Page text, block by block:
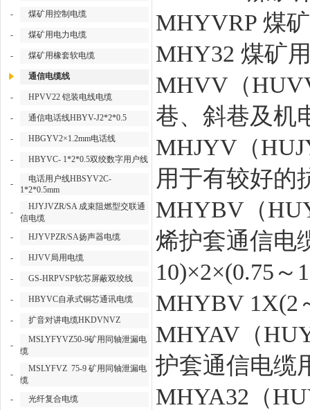
- 煤矿用控制电缆
- 煤矿用电力电缆
- 煤矿用橡套软电缆
通信电缆线
- HPVV22 铠装电线电缆
- 通信电话线HBYV-J2*2*0.5
- HBGYV2×1.2mm电话线
- HBYVC- 1*2*0.5双绞数字用户线
-
电话用户线HBSYV2C-
1*2*0.5mm
-
HJYJVZR/SA 成束阻燃型交联通
信电缆
-
HJYVPZR/SA扬声器电缆
- HJVV局用电缆
- GS-HRPVSP软芯屏蔽双绞线
- HBYVC自承式铜芯通讯电缆
- 扩音对讲电缆HKDVNVZ
-
MSLYFYVZ50-9矿用同轴泄漏电
缆
-
MSLYFVZ 75-9 矿用同轴泄漏电
缆
-
光纤复合电缆
MHYVRP 煤
MHY32 煤矿
MHVV（
巷、斜巷及机
MHJYV（
用于有较好的
MHYBV（
烯护套通信电
10)×2×(0.75～
MHYBV 1X(2
MHYAV（
护套通信电缆
MHYA32（